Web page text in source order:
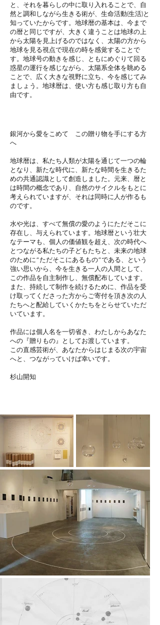
と、それを暮らしの中に取り入れることで、自
然と調和しながら生きる術が、生命活動(生活)と
知っていたからです。地球暦の基本は、今まで
の暦と同じですが、大きく違うことは地球の上
から太陽を見上げるのではなく、太陽の方から
地球を見る視点で現在の時を感覚することで
す。地球号の動きを感じ、ともにめぐりて回る
惑星の運行を感じながら、太陽系全体を眺める
ことで、広く大きな視野に立ち、今を感じてみ
ましょう。地球暦は、使い方も感じ取り方も自
由です。
銀河から愛をこめて この贈り物を手にする方
へ
地球暦は、私たち人類が太陽を通じて一つの輪
となり、新たな時代に、新たな時間を生きるた
めの共通認識として創造しました。元来、暦と
は時間の概念であり、自然のサイクルをもとに
考えられていますが、それは同時に人が作るも
のです。
水や光は、すべて無償の愛のようにただそこに
存在し、与えられています。地球暦という壮大
なテーマも、個人の価値観を超え、次の時代へ
とつながる私たちの子どもたちと、未来の地球
のために“ただそこにあるもの”である、という
強い思いから、今を生きる一人の人間として、
この作品を自主制作し、無償配布しています。
また、持続して制作を続けるために、作品を受
け取ってくださった方からご寄付を頂き次の人
たちへと配給していくかたちをとらせていただ
いています。
作品には個人名を一切省き、わたしからあなた
への『贈りもの』としてお渡しています。
この直感芸術が、あなたからはじまる次の宇宙
へと、つながっていけば幸いです。
杉山開知